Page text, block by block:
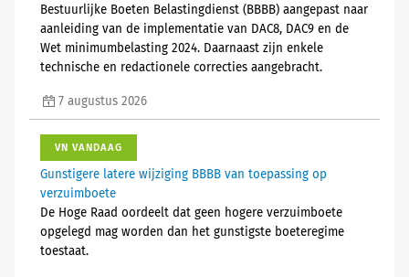
Bestuurlijke Boeten Belastingdienst (BBBB) aangepast naar
aanleiding van de implementatie van DAC8, DAC9 en de
Wet minimumbelasting 2024. Daarnaast zijn enkele
technische en redactionele correcties aangebracht.
7 augustus 2026
VN VANDAAG
Gunstigere latere wijziging BBBB van toepassing op
verzuimboete
De Hoge Raad oordeelt dat geen hogere verzuimboete
opgelegd mag worden dan het gunstigste boeteregime
toestaat.